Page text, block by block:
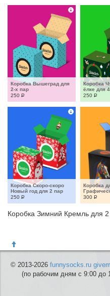
Коробка Вышеград для
2-х пар
250 Р
Коробка
ёлке для
250 Р
Коробка Скоро-скоро
Новый год для 2 пар
250 Р
Коробка
300 Р
Коробка Зимний Кремль для
© 2013-2026 funnysocks.ru
(по рабочим дням с 9:00 до